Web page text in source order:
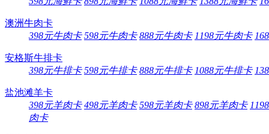
澳洲牛肉卡
398元牛肉卡 598元牛肉卡 888元牛肉卡 1198元牛肉卡
安格斯牛排卡
398元牛排卡 598元牛排卡 888元牛排卡 1088元牛排卡
盐池滩羊卡
398元羊肉卡 498元羊肉卡 598元羊肉卡 898元羊肉卡
肉卡